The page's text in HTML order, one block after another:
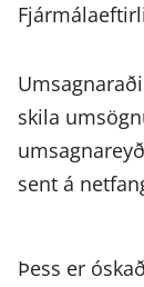
skila
sent á
Þess er